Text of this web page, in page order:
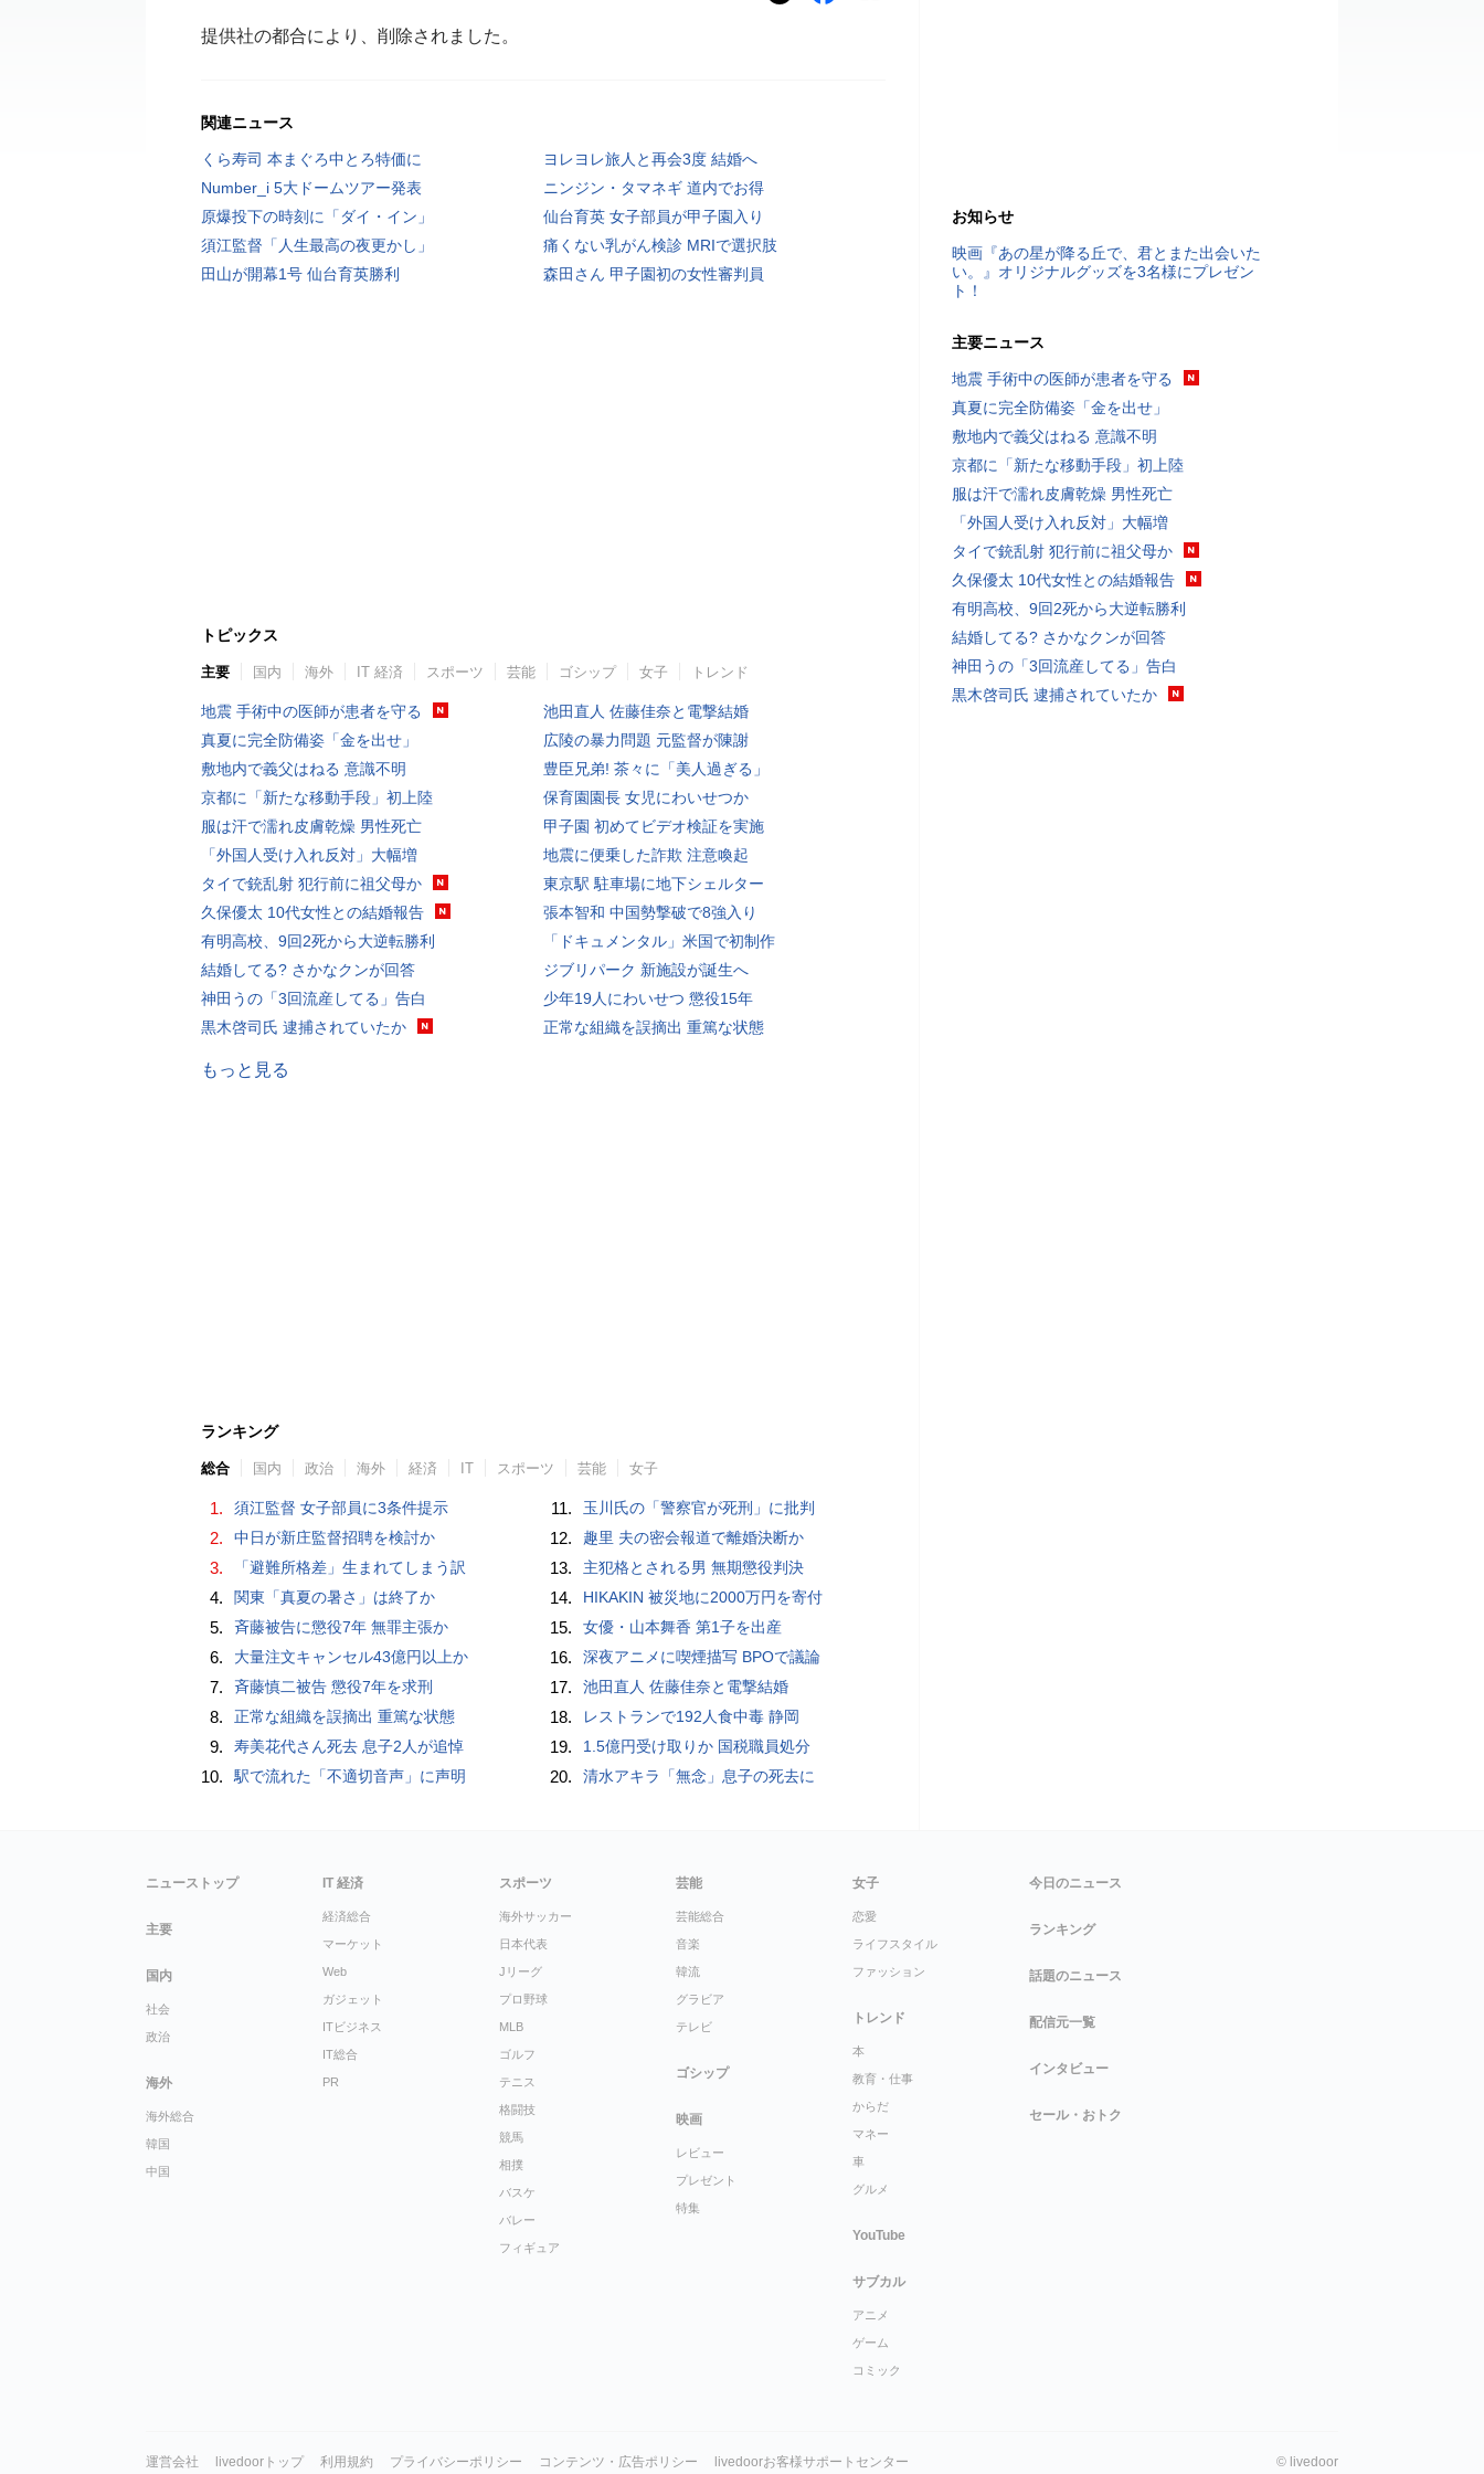
提供社の都合により、削除されました。
関連ニュース
くら寿司 本まぐろ中とろ特価に
ヨレヨレ旅人と再会3度 結婚へ
Number_i 5大ドームツアー発表
ニンジン・タマネギ 道内でお得
原爆投下の時刻に「ダイ・イン」
仙台育英 女子部員が甲子園入り
須江監督「人生最高の夜更かし」
痛くない乳がん検診 MRIで選択肢
田山が開幕1号 仙台育英勝利
森田さん 甲子園初の女性審判員
トピックス
主要 国内 海外 IT 経済 スポーツ 芸能 ゴシップ 女子 トレンド
地震 手術中の医師が患者を守る
真夏に完全防備姿「金を出せ」
敷地内で義父はねる 意識不明
京都に「新たな移動手段」初上陸
服は汗で濡れ皮膚乾燥 男性死亡
「外国人受け入れ反対」大幅増
タイで銃乱射 犯行前に祖父母か
久保優太 10代女性との結婚報告
有明高校、9回2死から大逆転勝利
結婚してる? さかなクンが回答
神田うの「3回流産してる」告白
黒木啓司氏 逮捕されていたか
池田直人 佐藤佳奈と電撃結婚
広陵の暴力問題 元監督が陳謝
豊臣兄弟! 茶々に「美人過ぎる」
保育園園長 女児にわいせつか
甲子園 初めてビデオ検証を実施
地震に便乗した詐欺 注意喚起
東京駅 駐車場に地下シェルター
張本智和 中国勢撃破で8強入り
「ドキュメンタル」米国で初制作
ジブリパーク 新施設が誕生へ
少年19人にわいせつ 懲役15年
正常な組織を誤摘出 重篤な状態
もっと見る
ランキング
総合 国内 政治 海外 経済 IT スポーツ 芸能 女子
1. 須江監督 女子部員に3条件提示
2. 中日が新庄監督招聘を検討か
3. 「避難所格差」生まれてしまう訳
4. 関東「真夏の暑さ」は終了か
5. 斉藤被告に懲役7年 無罪主張か
6. 大量注文キャンセル43億円以上か
7. 斉藤慎二被告 懲役7年を求刑
8. 正常な組織を誤摘出 重篤な状態
9. 寿美花代さん死去 息子2人が追悼
10. 駅で流れた「不適切音声」に声明
11. 玉川氏の「警察官が死刑」に批判
12. 趣里 夫の密会報道で離婚決断か
13. 主犯格とされる男 無期懲役判決
14. HIKAKIN 被災地に2000万円を寄付
15. 女優・山本舞香 第1子を出産
16. 深夜アニメに喫煙描写 BPOで議論
17. 池田直人 佐藤佳奈と電撃結婚
18. レストランで192人食中毒 静岡
19. 1.5億円受け取りか 国税職員処分
20. 清水アキラ「無念」息子の死去に
お知らせ
映画『あの星が降る丘で、君とまた出会いた
い。』オリジナルグッズを3名様にプレゼン
ト！
主要ニュース
地震 手術中の医師が患者を守る
真夏に完全防備姿「金を出せ」
敷地内で義父はねる 意識不明
京都に「新たな移動手段」初上陸
服は汗で濡れ皮膚乾燥 男性死亡
「外国人受け入れ反対」大幅増
タイで銃乱射 犯行前に祖父母か
久保優太 10代女性との結婚報告
有明高校、9回2死から大逆転勝利
結婚してる? さかなクンが回答
神田うの「3回流産してる」告白
黒木啓司氏 逮捕されていたか
ニューストップ
主要
国内
社会
政治
海外
海外総合
韓国
中国
IT 経済
経済総合
マーケット
Web
ガジェット
ITビジネス
IT総合
PR
スポーツ
海外サッカー
日本代表
Jリーグ
プロ野球
MLB
ゴルフ
テニス
格闘技
競馬
相撲
バスケ
バレー
フィギュア
芸能
芸能総合
音楽
韓流
グラビア
テレビ
ゴシップ
映画
レビュー
プレゼント
特集
女子
恋愛
ライフスタイル
ファッション
トレンド
本
教育・仕事
からだ
マネー
車
グルメ
YouTube
サブカル
アニメ
ゲーム
コミック
今日のニュース
ランキング
話題のニュース
配信元一覧
インタビュー
セール・おトク
運営会社 livedoorトップ 利用規約 プライバシーポリシー コンテンツ・広告ポリシー livedoorお客様サポートセンター © livedoor